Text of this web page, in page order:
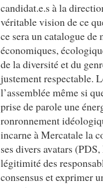
candidat.e.s à la
véritable vision de ce
ce sera un catalogue de
économiques,
de la diversité et du
justement respectable.
l’assemblée même si
prise de parole une
ronronnement
incarne à Mercatale la
ses divers avatars
légitimité des
consensus et exprimer